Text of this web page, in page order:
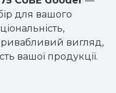
для вашого
вигляд,
вашої продукції.